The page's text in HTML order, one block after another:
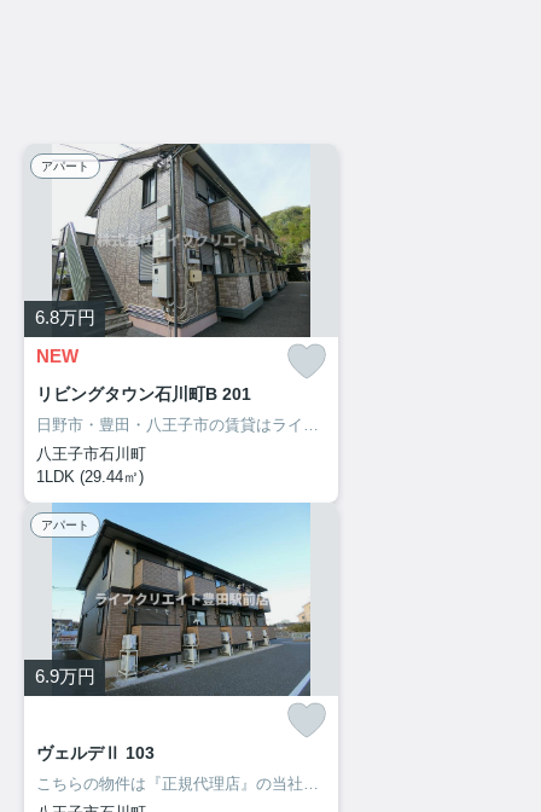
アパート
6.8万円
NEW
リビングタウン石川町B 201
日野市・豊田・八王子市の賃貸はライフクリエイト豊田駅前店へ♪ご来店・お問い合わせをお待ちしてます♪♪
八王子市石川町
1LDK (29.44㎡)
アパート
6.9万円
ヴェルデⅡ 103
こちらの物件は『正規代理店』の当社へお問い合わせください！ご来店・お問い合わせをお待ちしてます♪♪